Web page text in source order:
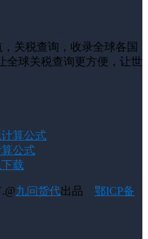
关税查询，收录全球各国
全球关税查询更方便，让世
算公式
公式
载
九问货代出品 鄂ICP备